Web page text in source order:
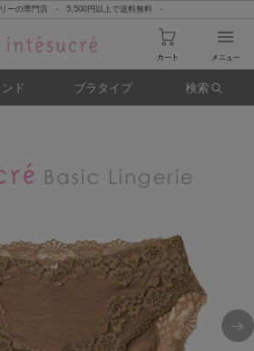
リーの専門店 - 5,500円以上で送料無料 -
ド ブラタイプ 検索